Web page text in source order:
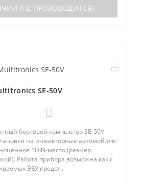
(НЕ ПРОИЗВОДИТСЯ)
SE-50V
бортовой компьютер SE-50V
на инжекторные автомобили
1DIN-место (размер
Работа прибора возможна как с
ЭБУ предст..